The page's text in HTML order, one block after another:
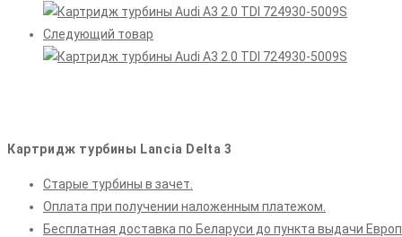
Следующий товар
Картридж турбины Lancia Delta 3
Старые турбины в зачет.
Оплата при получении наложенным платежом.
Бесплатная доставка по Беларуси до пункта выдачи